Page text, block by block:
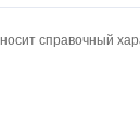
справочный